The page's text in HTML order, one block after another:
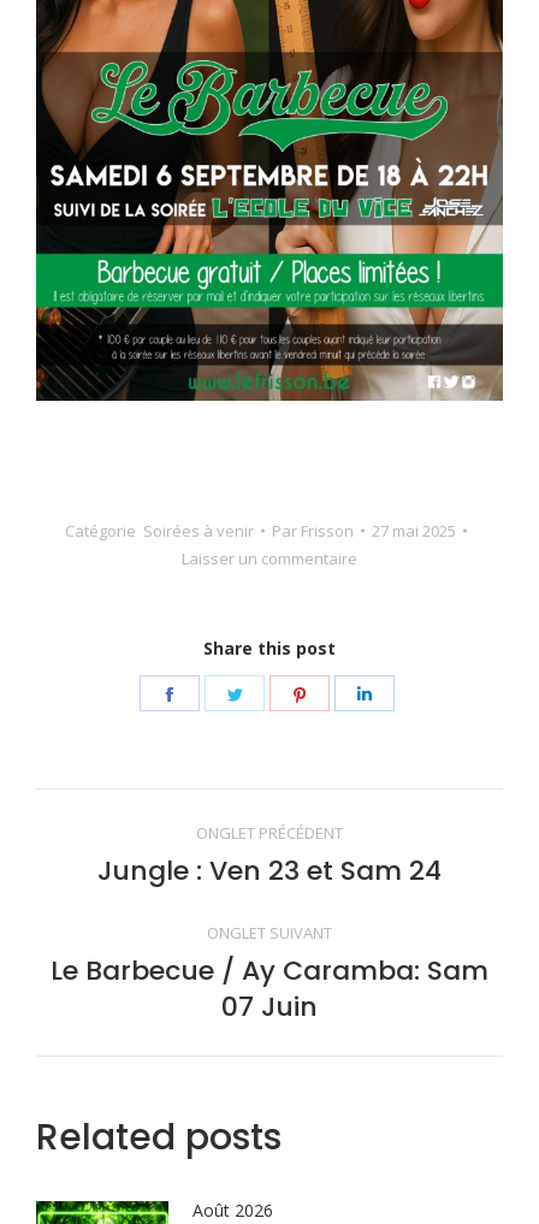
Catégorie Soirées à venir Par Frisson
27 mai 2025
Laisser un commentaire
Share this post
Share
Share
Share
Navigation
de
commentaire
ONGLET PRÉCÉDENT
Onglet
Jungle : Ven 23 et Sam 24
ONGLET SUIVANT
Onglet
suivant
Le Barbecue / Ay Caramba: Sam
07 Juin
Related posts
Août 2026